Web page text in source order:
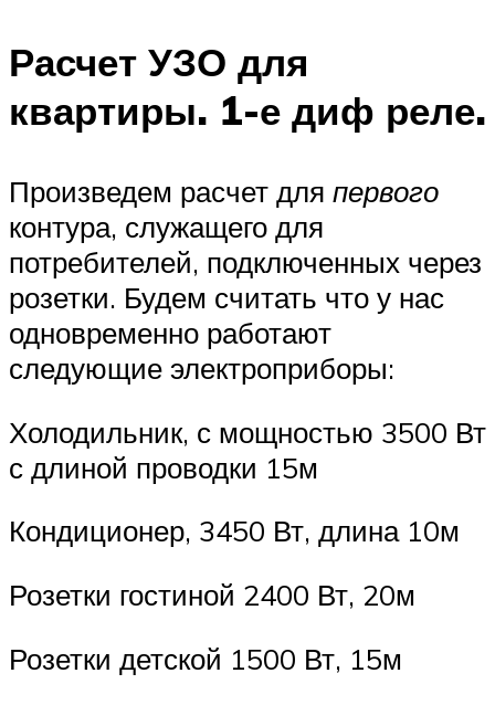
Расчет УЗО для
квартиры. 1-е диф реле.
Произведем расчет для первого
контура, служащего для
потребителей, подключенных через
розетки. Будем считать что у нас
одновременно работают
следующие электроприборы:
Холодильник, с мощностью 3500 Вт
с длиной проводки 15м
Кондиционер, 3450 Вт, длина 10м
Розетки гостиной 2400 Вт, 20м
Розетки детской 1500 Вт, 15м